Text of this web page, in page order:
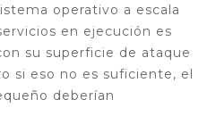
operativo a escala
en ejecución es
su superficie de ataque
si eso no es suficiente, el
deberían